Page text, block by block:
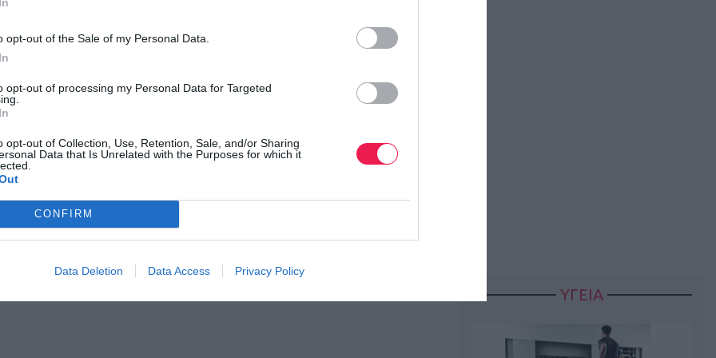
opt-out of the Sale of my Personal Data.
opt-out of processing my Personal Data for Targeted
opt-out of Collection, Use, Retention, Sale, and/or Sharing
Data that Is Unrelated with the Purposes for which it
CONFIRM
Data Deletion Data Access Privacy Policy
μετάλλιο από τα 6 συνολικά που κατέκτησε (4 σε μαραθώνιο). Με την
επιδόσεις.
πρόγραμμα των τριών διαφορετικών διαδρομών που θα
υπερμαραθωνοδρόμου αθλητή της
τη συμβολή του
Τμήματος Επιστήμης Διαιτολογίας – Διατροφής του
με την πλήρη στήριξη των Δήμων Τρίπολης, Καλαμάτας,
Φαλάνθου
συμμετοχής
τον κόσμο στοGoogleNews του Runnermagazine.
ΥΓΕΙΑ